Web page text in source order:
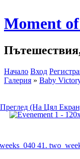
Moment of
Начало Вход
Галерия » Baby
Преглед (На Цял
41.